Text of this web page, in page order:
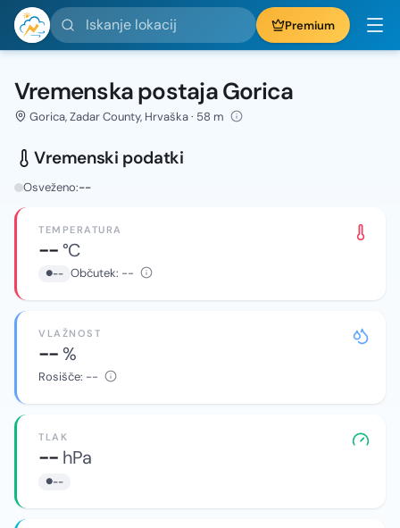
Iskanje lokacij Premium
Vremenska postaja Gorica
Gorica, Zadar County, Hrvaška · 58 m
Vremenski podatki
Osveženo:--
TEMPERATURA
--°C
-- Občutek: --
VLAŽNOST
--%
Rosišče: --
TLAK
-- hPa
--